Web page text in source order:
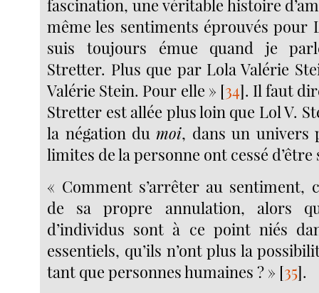
fascination, une véritable histoire
même les sentiments éprouvés pour
suis toujours émue quand je
Stretter. Plus que par Lola Valérie
Valérie Stein. Pour elle » [34]. Il faut
Stretter est allée plus loin que Lol V.
la négation dumoi, dans un univers
limites de la personne ont cessé d’être
« Comment s’arrêter au sentiment,
de sa propre annulation, alors
d’individus sont à ce point niés
essentiels, qu’ils n’ont plus la
tant que personnes humaines ? » [35].